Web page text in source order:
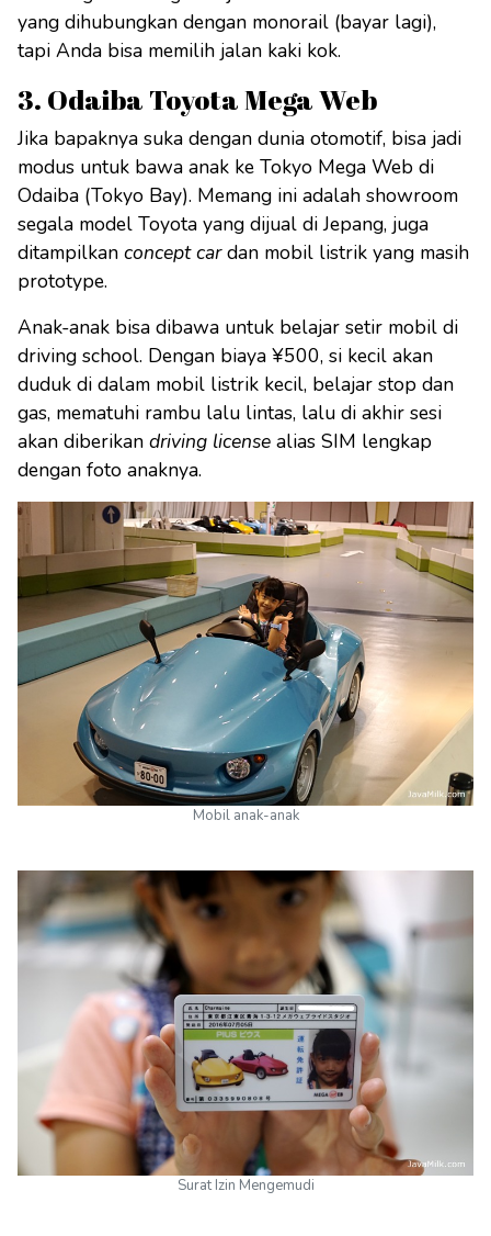
yang dihubungkan dengan monorail (bayar lagi),
tapi Anda bisa memilih jalan kaki kok.
3. Odaiba Toyota Mega Web
Jika bapaknya suka dengan dunia otomotif, bisa jadi
modus untuk bawa anak ke Tokyo Mega Web di
Odaiba (Tokyo Bay). Memang ini adalah showroom
segala model Toyota yang dijual di Jepang, juga
ditampilkan concept cardan mobil listrik yang masih
prototype.
Anak-anak bisa dibawa untuk belajar setir mobil di
driving school. Dengan biaya ¥500, si kecil akan
duduk di dalam mobil listrik kecil, belajar stop dan
gas, mematuhi rambu lalu lintas, lalu di akhir sesi
akan diberikan driving license alias SIM lengkap
dengan foto anaknya.
Mobil anak-anak
Surat Izin Mengemudi